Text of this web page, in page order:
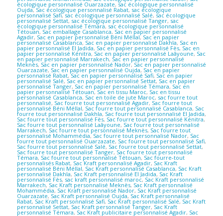
écologique personnalisé Ouarzazate, sac écologique personnalisé
Oujda, Sac écologique personnalisé Rabat, sac écologique
personnalisé Safi,sac écologique personnalisé Salé, sac écologique
personnalisé Settat, sac écologique personnalisé Tanger, sac
écologique personnalisé Témara, sac écologique personnalisé
Tétouan, Sac emballage Casablanca, Sac en papier personnalisé
Agadir, Sac en papier personnalisé Béni Méllal, Sac en papier
personnalisé Casablanca, Sac en papier personnalisé Dakhla, Sac en
papier personnalisé El Jadida, Sac en papier personnalisé Fès, Sac en
papier personnalisé Kénitra, Sac en papier personnalisé Laâyoune, Sac
en papier personnalisé Marrakech, Sac en papier personnalisé
Meknès, Sac en papier personnalisé Nador, Sac en papier personnalisé
Ouarzazate, Sac en papier personnalisé Oujda, Sac en papier
personnalisé Rabat,Sac en papier personnalisé Safi, Sac en papier
personnalisé Salé, Sac en papier personnalisé Settat, Sac en papier
personnalisé Tanger, Sac en papier personnalisé Témara, Sac en
papier personnalisé Tétouan, Sac en tissu Maroc, Sac en tissu
personnalisé Casablanca, Sac en toile de jute Maroc, sac fourre tout
personnalisé, Sac fourre tout personnalisé Agadir, Sac fourre tout
personnalisé Béni Méllal, Sac fourre tout personnalisé Casablanca, Sac
fourre tout personnalisé Dakhla, Sac fourre tout personnalisé El Jadida,
Sac fourre tout personnalisé Fès, Sac fourre tout personnalisé Kénitra,
Sac fourre tout personnalisé Laâyoune, Sac fourre tout personnalisé
Marrakech, Sac fourre tout personnalisé Meknès, Sac fourre tout
personnalisé Mohammédia, Sac fourre tout personnalisé Nador, Sac
fourre tout personnalisé Ouarzazate, Sac fourre tout personnalisé Safi,
Sac fourre tout personnalisé Salé, Sac fourre tout personnalisé Settat,
Sac fourre tout personnalisé Tanger, Sac fourre tout personnalisé
Témara, Sac fourre tout personnalisé Tétouan, Sac fourre-tout
personnalisés Rabat, Sac Kraft personnalisé Agadir, Sac Kraft
personnalisé Béni Méllal, Sac Kraft personnalisé Casablanca, Sac Kraft
personnalisé Dakhla, Sac Kraft personnalisé El Jadida, Sac Kraft
personnalisé Fès, sac kraft personnalisé maroc, Sac Kraft personnalisé
Marrakech, Sac Kraft personnalisé Meknès, Sac Kraft personnalisé
Mohammédia, Sac Kraft personnalisé Nador, Sac Kraft personnalisé
Ouarzazate, Sac Kraft personnalisé Oujda, Sac Kraft personnalisé
Rabat, Sac Kraft personnalisé Safi, Sac Kraft personnalisé Salé, Sac Kraft
personnalisé Settat, Sac Kraft personnalisé Tanger, Sac Kraft
personnalisé Témara, Sac Kraft publicitaire personnalisé Agadir, Sac